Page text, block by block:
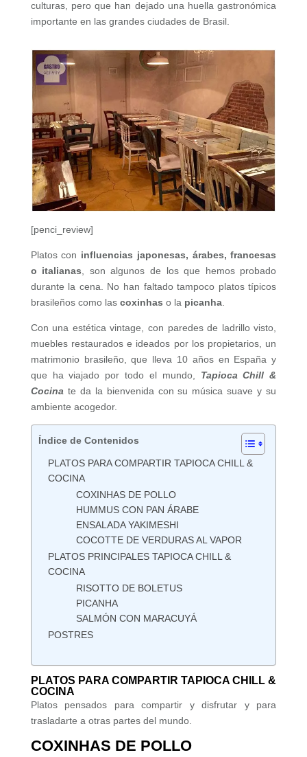
culturas, pero que han dejado una huella gastronómica
importante en las grandes ciudades de Brasil.
[penci_review]
Platos con influencias japonesas, árabes, francesas
o italianas , son algunos de los que hemos probado
durante la cena. No han faltado tampoco platos típicos
brasileños como las coxinhas o la picanha.
Con una estética vintage, con paredes de ladrillo visto,
muebles restaurados e ideados por los propietarios, un
matrimonio brasileño, que lleva 10 años en España y
que ha viajado por todo el mundo, Tapioca Chill &
Cocina te da la bienvenida con su música suave y su
ambiente acogedor.
Índice de Contenidos
PLATOS PARA COMPARTIR TAPIOCA CHILL &
COCINA
COXINHAS DE POLLO
HUMMUS CON PAN ÁRABE
ENSALADA YAKIMESHI
COCOTTE DE VERDURAS AL VAPOR
PLATOS PRINCIPALES TAPIOCA CHILL &
COCINA
RISOTTO DE BOLETUS
PICANHA
SALMÓN CON MARACUYÁ
POSTRES
PLATOS PARA COMPARTIR TAPIOCA CHILL &
COCINA
Platos pensados para compartir y disfrutar y para
trasladarte a otras partes del mundo.
COXINHAS DE POLLO